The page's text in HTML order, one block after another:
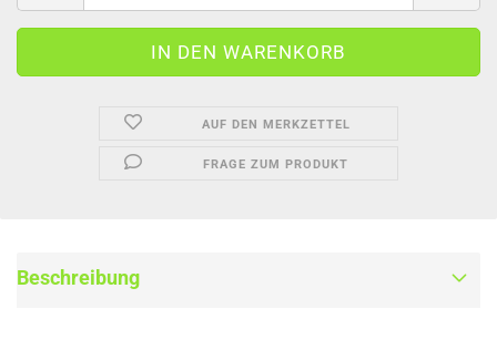
AUF DEN MERKZETTEL
FRAGE ZUM PRODUKT
Beschreibung